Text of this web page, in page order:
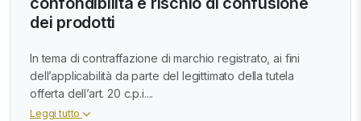
dei prodotti
In tema di contraffazione di marchio registrato, ai fini
dell’applicabilità da parte del legittimato della tutela
offerta dell’art. 20 c.p.i....
Leggi tutto